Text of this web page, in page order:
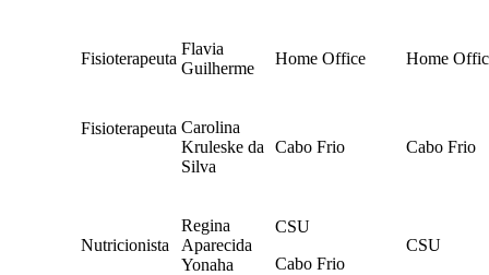
Fisioterapeuta
Flavia
Guilherme
Home Office Home
Fisioterapeuta Carolina
Kruleske da
Silva
Cabo Frio Cabo Frio
Nutricionista
Regina
Aparecida
Yonaha
CSU
Cabo Frio
CSU